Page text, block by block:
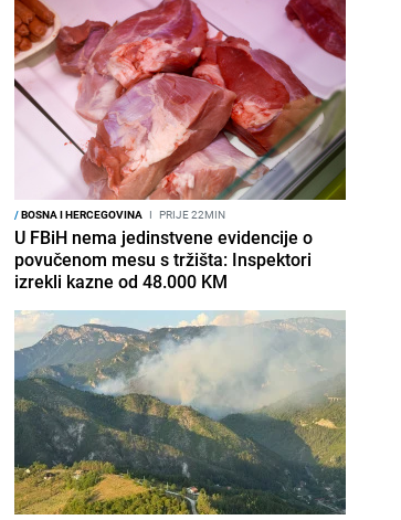
/BOSNA I HERCEGOVINA I PRIJE 22MIN
U FBiH nema jedinstvene evidencije o
povučenom mesu s tržišta: Inspektori
izrekli kazne od 48.000 KM